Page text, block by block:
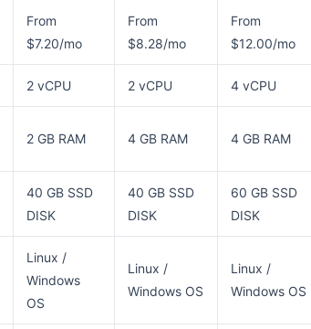
From
$7.20/mo
From
$8.28/mo
From
$12.00/mo
2 vCPU 2 vCPU 4 vCPU
2 GB RAM 4 GB RAM 4 GB RAM
40 GB SSD
DISK
40 GB SSD
DISK
60 GB SSD
DISK
Linux /
Windows
OS
Linux /
Windows OS
Linux /
Windows OS